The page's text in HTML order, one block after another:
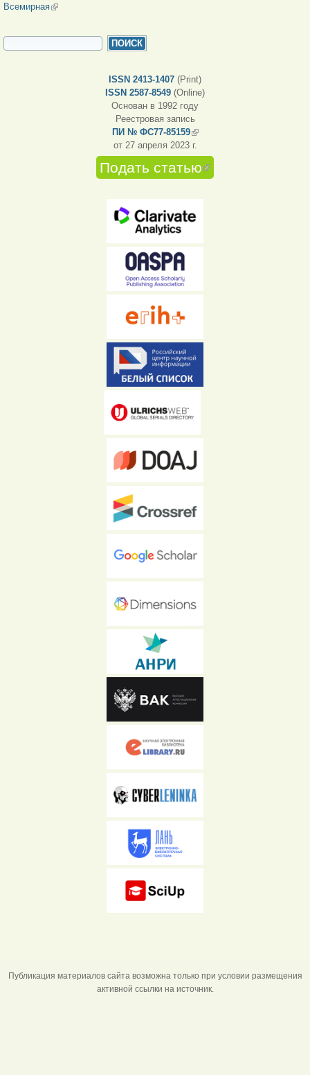
Всемирная(внешняя ссылка)
ФОРМА ПОИСКА
ISSN 2413-1407 (Print)
ISSN 2587-8549 (Online)
Основан в 1992 году
Реестровая запись
ПИ № ФС77-85159(внешняя ссылка)
от 27 апреля 2023 г.
Подать статью
Публикация материалов сайта возможна только при условии размещения
активной ссылки на источник.